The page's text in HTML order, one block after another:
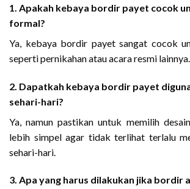
1. Apakah kebaya bordir payet cocok
formal?
Ya, kebaya bordir payet sangat cocok
seperti pernikahan atau acara resmi lainnya.
2. Dapatkah kebaya bordir payet
sehari-hari?
Ya, namun pastikan untuk memilih
lebih simpel agar tidak terlihat terlalu
sehari-hari.
3. Apa yang harus dilakukan jika bordir